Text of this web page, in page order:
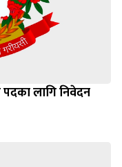
पदका लागि निवेदन